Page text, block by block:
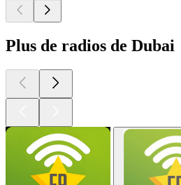
Plus de radios de Dubai